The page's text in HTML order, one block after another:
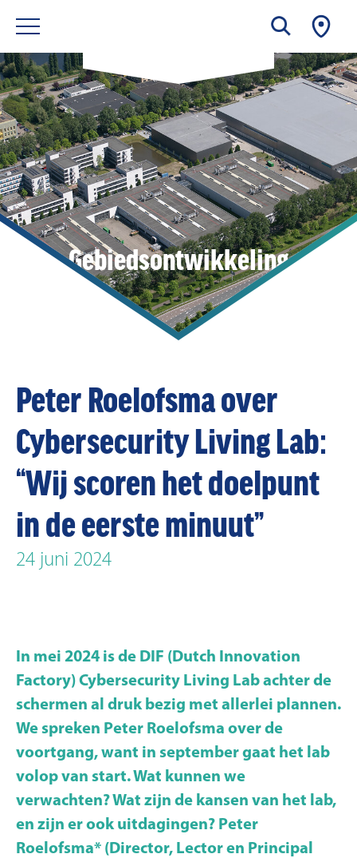
Gebiedsontwikkeling
Peter Roelofsma over
Cybersecurity Living Lab:
“Wij scoren het doelpunt
in de eerste minuut”
24 juni 2024
In mei 2024 is de DIF (Dutch Innovation
Factory) Cybersecurity Living Lab achter de
schermen al druk bezig met allerlei plannen.
We spreken Peter Roelofsma over de
voortgang, want in september gaat het lab
volop van start. Wat kunnen we
verwachten? Wat zijn de kansen van het lab,
en zijn er ook uitdagingen? Peter
Roelofsma* (Director, Lector en Principal